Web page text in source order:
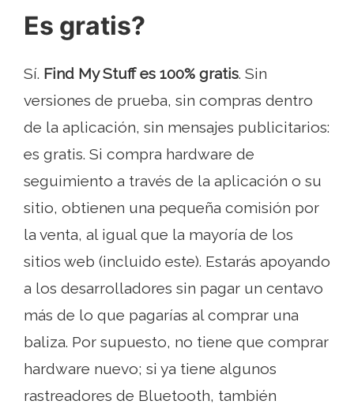
Es gratis?
Sí. Find My Stuff es 100% gratis. Sin
versiones de prueba, sin compras dentro
de la aplicación, sin mensajes publicitarios:
es gratis. Si compra hardware de
seguimiento a través de la aplicación o su
sitio, obtienen una pequeña comisión por
la venta, al igual que la mayoría de los
sitios web (incluido este). Estarás apoyando
a los desarrolladores sin pagar un centavo
más de lo que pagarías al comprar una
baliza. Por supuesto, no tiene que comprar
hardware nuevo; si ya tiene algunos
rastreadores de Bluetooth, también